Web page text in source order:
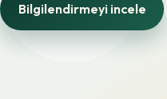
Bilgilendirmeyi incele